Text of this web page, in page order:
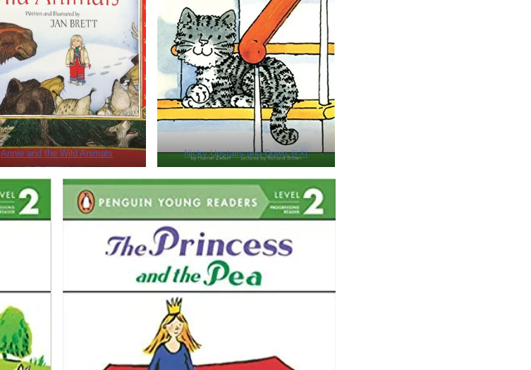
Annie and the Wild Animals Nicky Upstairs and Down 표지